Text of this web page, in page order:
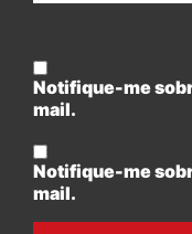
Notifique-me
mail.
Notifique-me
mail.